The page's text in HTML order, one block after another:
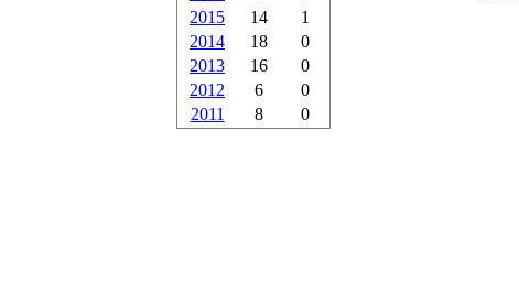
2015
14
1
2014
18
0
2013
16
0
2012
6
0
2011
8 0